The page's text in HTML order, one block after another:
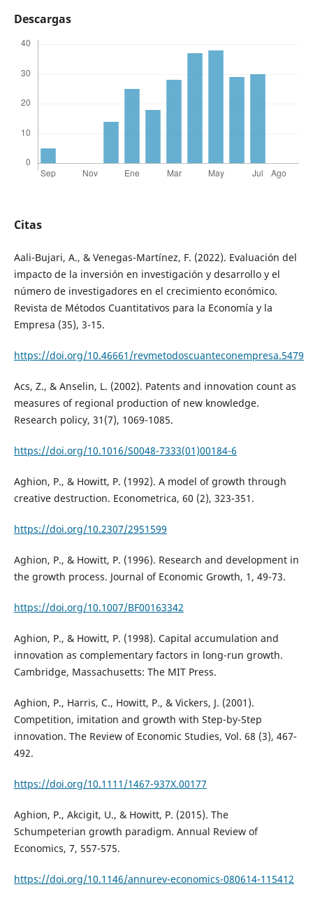
Descargas
Citas
Aali-Bujari, A., & Venegas-Martínez, F. (2022). Evaluación del
impacto de la inversión en investigación y desarrollo y el
número de investigadores en el crecimiento económico.
Revista de Métodos Cuantitativos para la Economía y la
Empresa (35), 3-15.
https://doi.org/10.46661/revmetodoscuanteconempresa.5479
Acs, Z., & Anselin, L. (2002). Patents and innovation count as
measures of regional production of new knowledge.
Research policy, 31(7), 1069-1085.
https://doi.org/10.1016/S0048-7333(01)00184-6
Aghion, P., & Howitt, P. (1992). A model of growth through
creative destruction. Econometrica, 60 (2), 323-351.
https://doi.org/10.2307/2951599
Aghion, P., & Howitt, P. (1996). Research and development in
the growth process. Journal of Economic Growth, 1, 49-73.
https://doi.org/10.1007/BF00163342
Aghion, P., & Howitt, P. (1998). Capital accumulation and
innovation as complementary factors in long-run growth.
Cambridge, Massachusetts: The MIT Press.
Aghion, P., Harris, C., Howitt, P., & Vickers, J. (2001).
Competition, imitation and growth with Step-by-Step
innovation. The Review of Economic Studies, Vol. 68 (3), 467-
492.
https://doi.org/10.1111/1467-937X.00177
Aghion, P., Akcigit, U., & Howitt, P. (2015). The
Schumpeterian growth paradigm. Annual Review of
Economics, 7, 557-575.
https://doi.org/10.1146/annurev-economics-080614-115412